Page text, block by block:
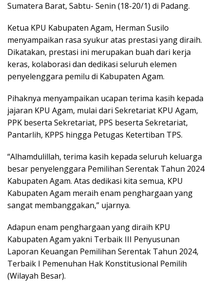
Sumatera Barat, Sabtu- Senin (18-20/1) di Padang.
Ketua KPU Kabupaten Agam, Herman Susilo
menyampaikan rasa syukur atas prestasi yang diraih.
Dikatakan, prestasi ini merupakan buah dari kerja
keras, kolaborasi dan dedikasi seluruh elemen
penyelenggara pemilu di Kabupaten Agam.
Pihaknya menyampaikan ucapan terima kasih kepada
jajaran KPU Agam, mulai dari Sekretariat KPU Agam,
PPK beserta Sekretariat, PPS beserta Sekretariat,
Pantarlih, KPPS hingga Petugas Ketertiban TPS.
“Alhamdulillah, terima kasih kepada seluruh keluarga
besar penyelenggara Pemilihan Serentak Tahun 2024
Kabupaten Agam. Atas dedikasi kita semua, KPU
Kabupaten Agam meraih enam penghargaan yang
sangat membanggakan,” ujarnya.
Adapun enam penghargaan yang diraih KPU
Kabupaten Agam yakni Terbaik III Penyusunan
Laporan Keuangan Pemilihan Serentak Tahun 2024,
Terbaik I Pemenuhan Hak Konstitusional Pemilih
(Wilayah Besar).